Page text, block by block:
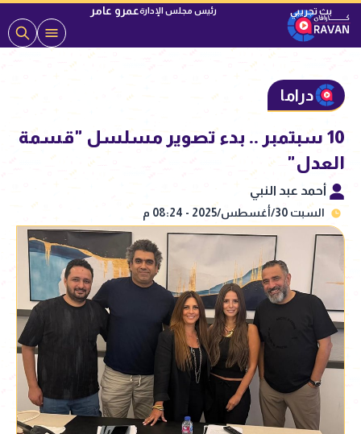
رئيس مجلس الإدارةعمرو عامر
دراما
10 سبتمبر .. بدء تصوير مسلسل "قسمة
العدل"
أحمد عبد النبي
السبت 30/أغسطس/2025 - 08:24 م